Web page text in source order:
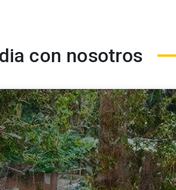
con nosotros